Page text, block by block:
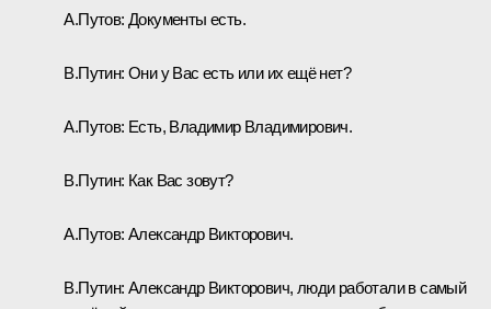
А.Путов: Документы есть.
В.Путин: Они у Вас есть или их ещё нет?
А.Путов: Есть, Владимир Владимирович.
В.Путин: Как Вас зовут?
А.Путов: Александр Викторович.
В.Путин: Александр Викторович, люди работали в самый